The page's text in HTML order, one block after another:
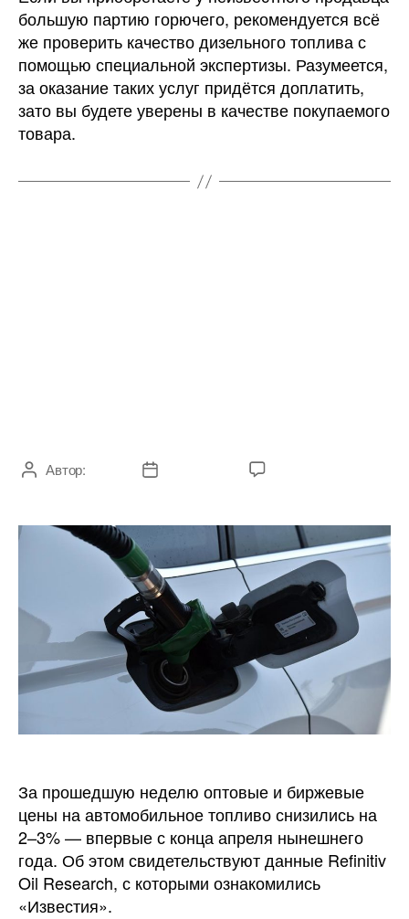
большую партию горючего, рекомендуется всё
же проверить качество дизельного топлива с
помощью специальной экспертизы. Разумеется,
за оказание таких услуг придётся доплатить,
зато вы будете уверены в качестве покупаемого
товара.
Автор:
За прошедшую неделю оптовые и биржевые
цены на автомобильное топливо снизились на
2–3% — впервые с конца апреля нынешнего
года. Об этом свидетельствуют данные Refinitiv
Oil Research, с которыми ознакомились
«Известия».